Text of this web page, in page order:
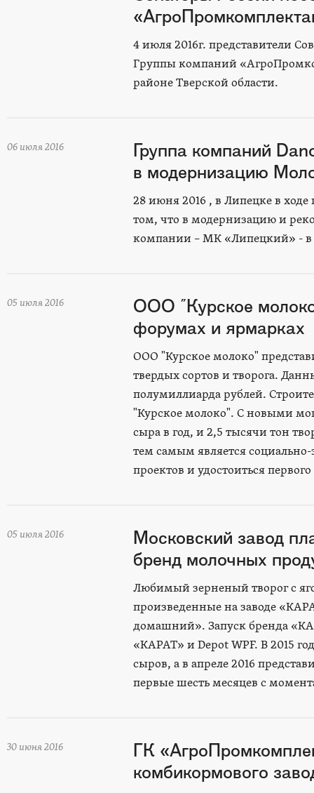
4 июля 2016г. представители
Группы компаний
районе Тверской области.
06 июля 2016
Группа компаний
в модернизацию
28 июня 2016 , в Липецке в
том, что в модернизацию и
компании – МК «Липецкий» - в
05 июля 2016
ООО "Курское
форумах и ярмарках
ООО "Курское молоко"
твердых сортов и творога.
полумиллиарда рублей.
"Курское молоко". С новыми
сыра в год, и 2,5 тысячи тон
тем самым является
проектов и удостоиться
05 июля 2016
Московский завод
бренд молочных
Любимый зерненый творог с
произведенные на заводе
домашний». Запуск бренда
«КАРАТ» и Depot WPF. В 2015
сыров, а в апреле 2016
первые шесть месяцев с
30 июня 2016
ГК
комбикормового